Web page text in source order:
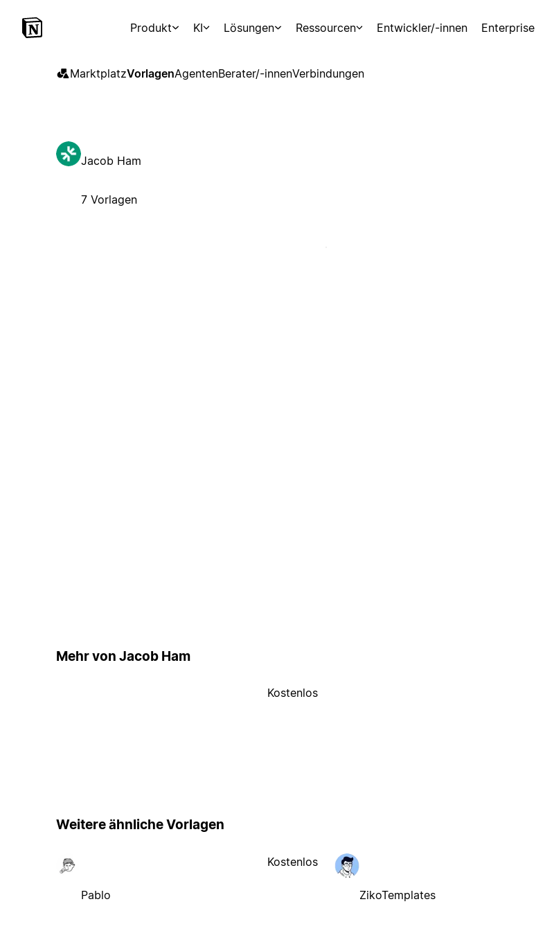
Produkt KI Lösungen Ressourcen Entwickler/-innen Enterprise
MarktplatzVorlagenAgentenBerater/-innenVerbindungen
Jacob Ham
7 Vorlagen
Mehr von Jacob Ham
Kostenlos
Weitere ähnliche Vorlagen
Pablo
Kostenlos
ZikoTemplates